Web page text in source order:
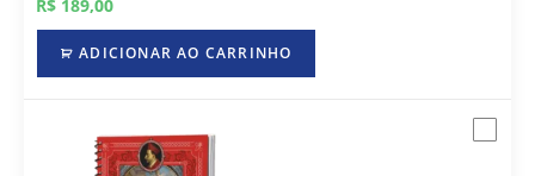
ADICIONAR AO CARRINHO